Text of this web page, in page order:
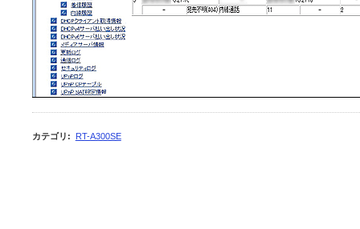
カテゴリ : RT-A300SE